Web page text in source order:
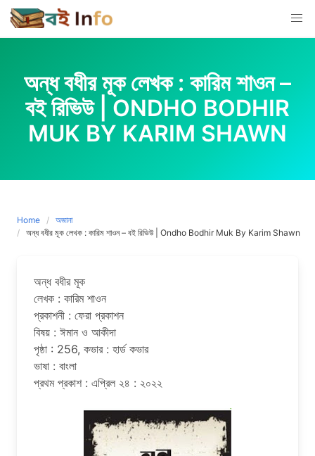
Skip
to
content
অন্ধ বধীর মূক লেখক : কারিম শাওন –
বই রিভিউ | ONDHO BODHIR
MUK BY KARIM SHAWN
Home
অজানা
অন্ধ বধীর মূক লেখক : কারিম শাওন – বই রিভিউ | Ondho Bodhir Muk By Karim Shawn
অন্ধ বধীর মূক
লেখক : কারিম শাওন
প্রকাশনী : ফেরা প্রকাশন
বিষয় : ঈমান ও আকীদা
পৃষ্ঠা : 256, কভার : হার্ড কভার
ভাষা : বাংলা
প্রথম প্রকাশ : এপ্রিল ২৪ : ২০২২